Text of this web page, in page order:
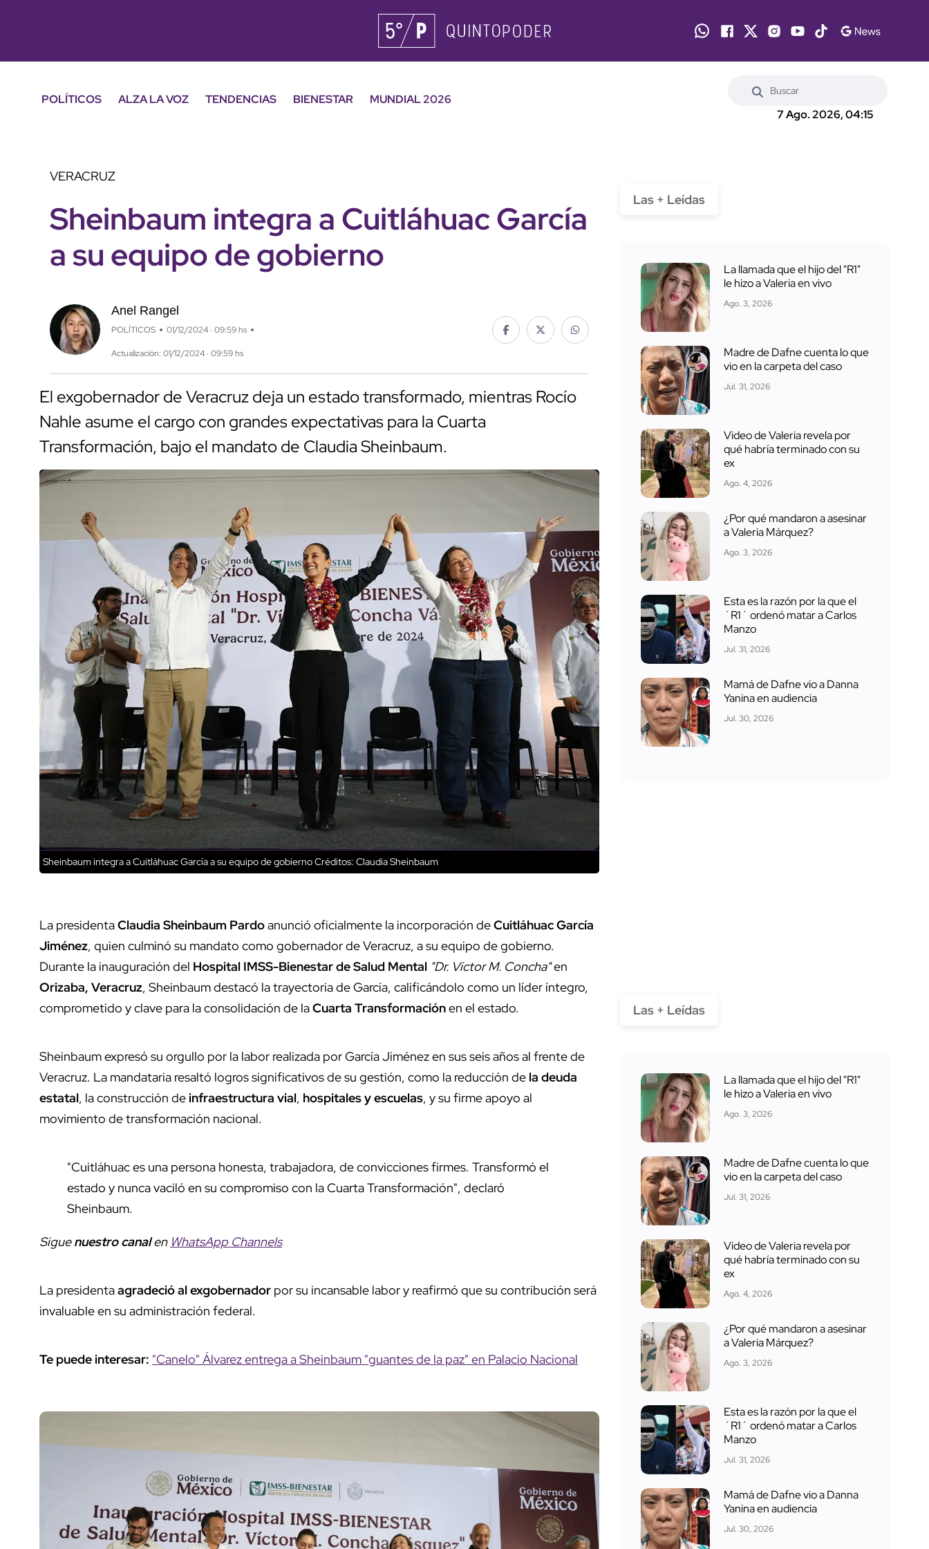
POLÍTICOS ALZA LA VOZ TENDENCIAS BIENESTAR
MUNDIAL 2026
7 Ago. 2026, 04:15
VERACRUZ
Sheinbaum integra a Cuitláhuac García
a su equipo de gobierno
Anel Rangel
POLÍTICOS 01/12/2024 · 09:59 hs
Actualización: 01/12/2024 · 09:59 hs
El exgobernador de Veracruz deja un estado transformado, mientras Rocío
Nahle asume el cargo con grandes expectativas para la Cuarta
Transformación, bajo el mandato de Claudia Sheinbaum.
Sheinbaum integra a Cuitláhuac García a su equipo de gobiernoCréditos: Claudia Sheinbaum
La presidentaClaudia Sheinbaum Pardoanunció oficialmente la incorporación deCuitláhuac García
Jiménez, quien culminó su mandato como gobernador de Veracruz, a su equipo de gobierno.
Durante la inauguración del Hospital IMSS-Bienestar de Salud Mental "Dr. Víctor M. Concha"en
Orizaba, Veracruz, Sheinbaum destacó la trayectoria de García, calificándolo como un líder íntegro,
comprometido y clave para la consolidación de laCuarta Transformaciónen el estado.
Sheinbaum expresó su orgullo por la labor realizada por García Jiménez en sus seis años al frente de
Veracruz. La mandataria resaltó logros significativos de su gestión, como la reducción de la deuda
estatal, la construcción deinfraestructura vial, hospitales y escuelas, y su firme apoyo al
movimiento de transformación nacional.
"Cuitláhuac es una persona honesta, trabajadora, de convicciones firmes. Transformó el
estado y nunca vaciló en su compromiso con la Cuarta Transformación", declaró
Sheinbaum.
Siguenuestro canalen WhatsApp Channels
La presidentaagradeció al exgobernador por su incansable labor y reafirmó que su contribución será
invaluable en su administración federal.
Te puede interesar: "Canelo" Álvarez entrega a Sheinbaum "guantes de la paz" en Palacio Nacional
Las + Leídas
La llamada que el hijo del "R1"
le hizo a Valeria en vivo
Ago. 3, 2026
Madre de Dafne cuenta lo que
vio en la carpeta del caso
Jul. 31, 2026
Video de Valeria revela por
qué habría terminado con su
ex
Ago. 4, 2026
¿Por qué mandaron a asesinar
a Valeria Márquez?
Ago. 3, 2026
Esta es la razón por la que el
´R1´ ordenó matar a Carlos
Manzo
Jul. 31, 2026
Mamá de Dafne vio a Danna
Yanina en audiencia
Jul. 30, 2026
Las + Leídas
La llamada que el hijo del "R1"
le hizo a Valeria en vivo
Ago. 3, 2026
Madre de Dafne cuenta lo que
vio en la carpeta del caso
Jul. 31, 2026
Video de Valeria revela por
qué habría terminado con su
ex
Ago. 4, 2026
¿Por qué mandaron a asesinar
a Valeria Márquez?
Ago. 3, 2026
Esta es la razón por la que el
´R1´ ordenó matar a Carlos
Manzo
Jul. 31, 2026
Mamá de Dafne vio a Danna
Yanina en audiencia
Jul. 30, 2026